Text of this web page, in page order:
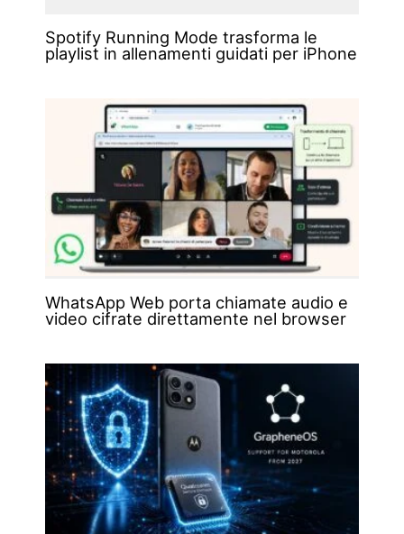
Spotify Running Mode trasforma le
playlist in allenamenti guidati per iPhone
WhatsApp Web porta chiamate audio e
video cifrate direttamente nel browser